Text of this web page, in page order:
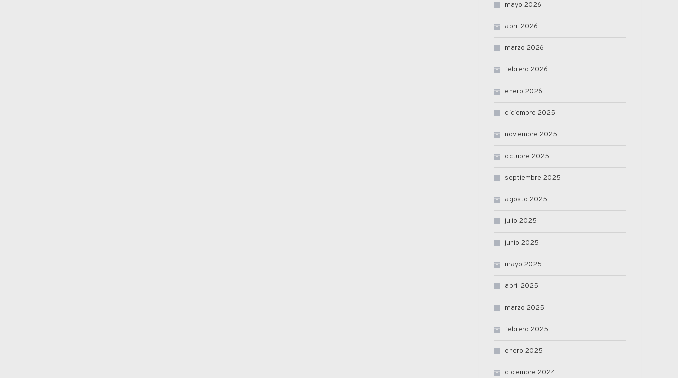
mayo 2026
abril 2026
marzo 2026
febrero 2026
enero 2026
diciembre 2025
noviembre 2025
octubre 2025
septiembre 2025
agosto 2025
julio 2025
junio 2025
mayo 2025
abril 2025
marzo 2025
febrero 2025
enero 2025
diciembre 2024